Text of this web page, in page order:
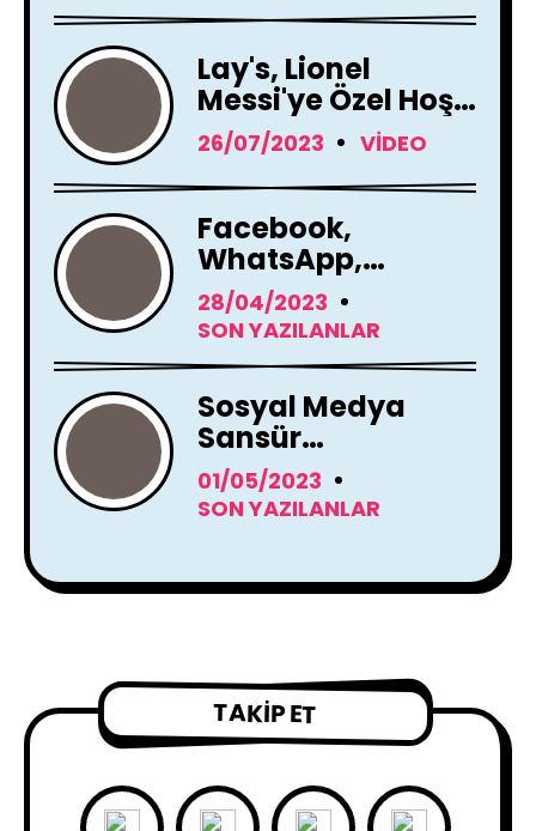
Lay's, Lionel
Messi'ye Özel Hoş
Geldin Mesajı!
26/07/2023 VIDEO
Facebook,
WhatsApp,
Instagram Yapay
Zeka Araçları
Kullanacak
28/04/2023
SON YAZILANLAR
Sosyal Medya
Sansür
Tartışmaları
01/05/2023
SON YAZILANLAR
TAKIP ET